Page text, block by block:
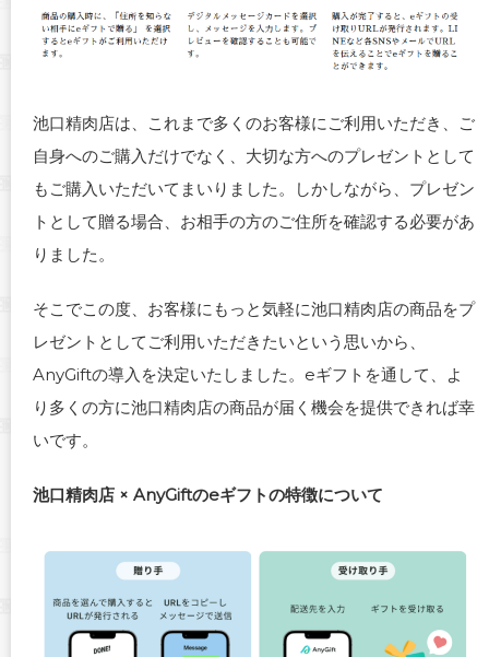
池口精肉店は、これまで多くのお客様にご利用いただき、ご
自身へのご購入だけでなく、大切な方へのプレゼントとして
もご購入いただいてまいりました。
しかしながら、プレゼン
トとして贈る場合、お相手の方のご住所を確認する必要があ
りました。
そこでこの度、お客様にもっと気軽に池口精肉店の商品をプ
レゼントとしてご利用いただきたいという思いから、
AnyGiftの導入を決定いたしました。 eギフトを通して、よ
り多くの方に池口精肉店の商品が届く機会を提供できれば幸
いです。
池口精肉店 × AnyGiftのeギフトの特徴について